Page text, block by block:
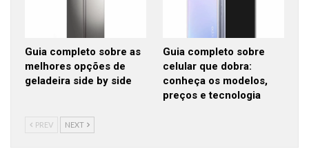
Guia completo sobre as
melhores opções de
geladeira side by side
Guia completo sobre
celular que dobra:
conheça os modelos,
preços e tecnologia
PREV NEXT